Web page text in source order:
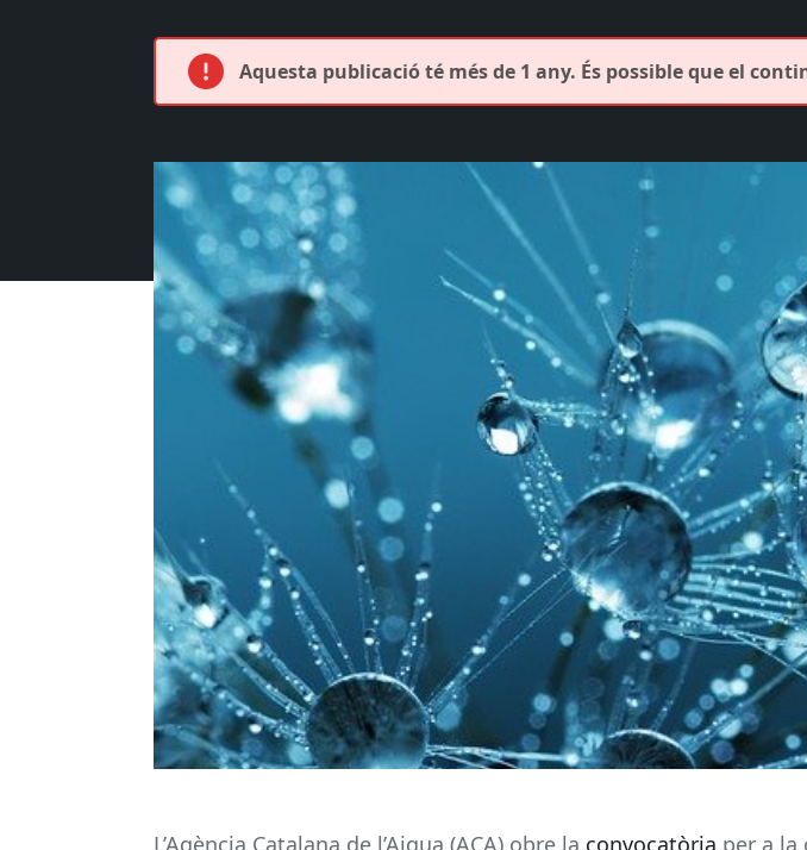
Aquesta publicació té més de 1 any. És possible que el
L’Agència Catalana de l’Aigua (ACA) obre la convocatòria per a la